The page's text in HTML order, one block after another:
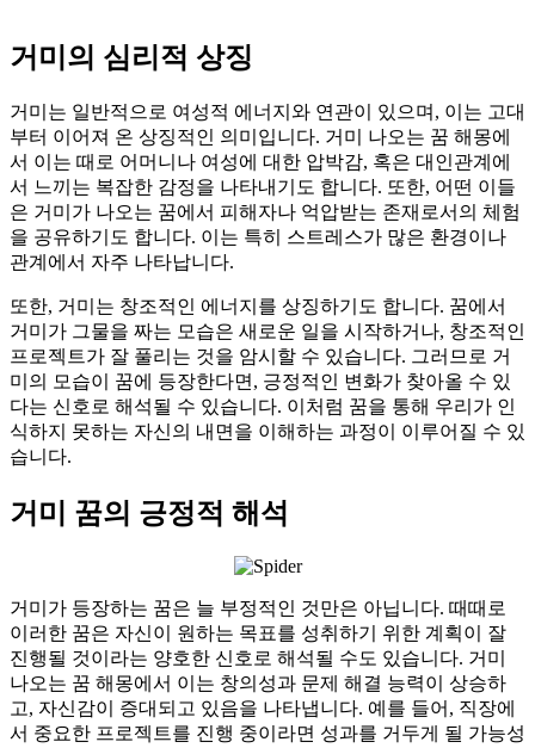
거미의 심리적 상징
거미는 일반적으로 여성적 에너지와 연관이 있으며, 이는 고대
부터 이어져 온 상징적인 의미입니다. 거미 나오는 꿈 해몽에
서 이는 때로 어머니나 여성에 대한 압박감, 혹은 대인관계에
서 느끼는 복잡한 감정을 나타내기도 합니다. 또한, 어떤 이들
은 거미가 나오는 꿈에서 피해자나 억압받는 존재로서의 체험
을 공유하기도 합니다. 이는 특히 스트레스가 많은 환경이나
관계에서 자주 나타납니다.
또한, 거미는 창조적인 에너지를 상징하기도 합니다. 꿈에서
거미가 그물을 짜는 모습은 새로운 일을 시작하거나, 창조적인
프로젝트가 잘 풀리는 것을 암시할 수 있습니다. 그러므로 거
미의 모습이 꿈에 등장한다면, 긍정적인 변화가 찾아올 수 있
다는 신호로 해석될 수 있습니다. 이처럼 꿈을 통해 우리가 인
식하지 못하는 자신의 내면을 이해하는 과정이 이루어질 수 있
습니다.
거미 꿈의 긍정적 해석
거미가 등장하는 꿈은 늘 부정적인 것만은 아닙니다. 때때로
이러한 꿈은 자신이 원하는 목표를 성취하기 위한 계획이 잘
진행될 것이라는 양호한 신호로 해석될 수도 있습니다. 거미
나오는 꿈 해몽에서 이는 창의성과 문제 해결 능력이 상승하
고, 자신감이 증대되고 있음을 나타냅니다. 예를 들어, 직장에
서 중요한 프로젝트를 진행 중이라면 성과를 거두게 될 가능성